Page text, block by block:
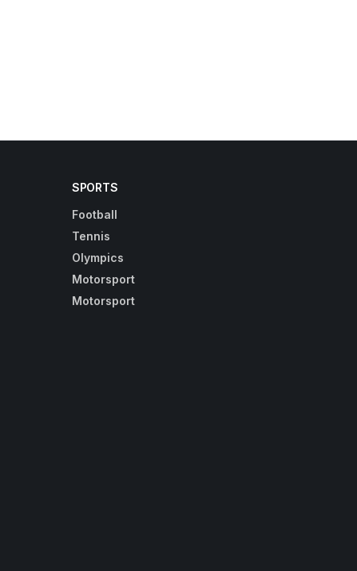
SPORTS
Football
Tennis
Olympics
Motorsport
Motorsport